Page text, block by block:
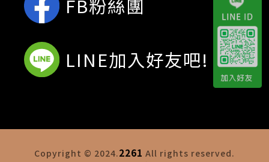
FB粉絲團
LINE加入好友吧!
Copyright © 2024.2261 All rights reserved.